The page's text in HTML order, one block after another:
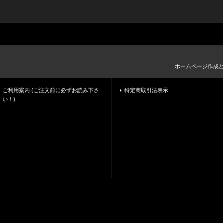
ホームページ作成
ご利用案内 (ご注文前に必ずお読み下さ
い！)
特定商取引法表示